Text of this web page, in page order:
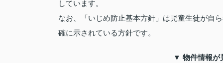
しています。
なお、「いじめ防止基本方針」は児童生徒が自
確に示されている方針です。
▼ 物件情報が